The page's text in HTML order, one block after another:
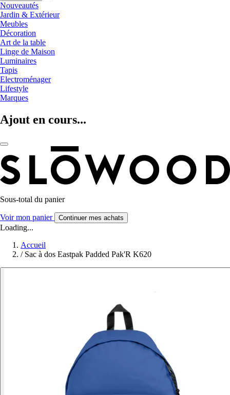
Nouveautés
Jardin & Extérieur
Meubles
Décoration
Art de la table
Linge de Maison
Luminaires
Tapis
Electroménager
Lifestyle
Marques
Ajout en cours...
Sous-total du panier
Voir mon panier Continuer mes achats
Loading...
Accueil
/ Sac à dos Eastpak Padded Pak'R K620